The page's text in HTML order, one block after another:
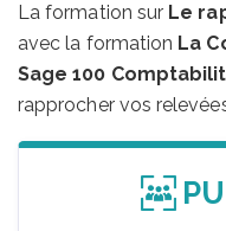
La formation sur Le
avec la formation La
Sage 100
rapprocher vos